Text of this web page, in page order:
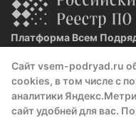
Сайт vsem-podryad.ru
cookies, в том числе с
аналитики
сайт удобней для вас.
Платформа Всем
Реестровая запись №32021
Политика